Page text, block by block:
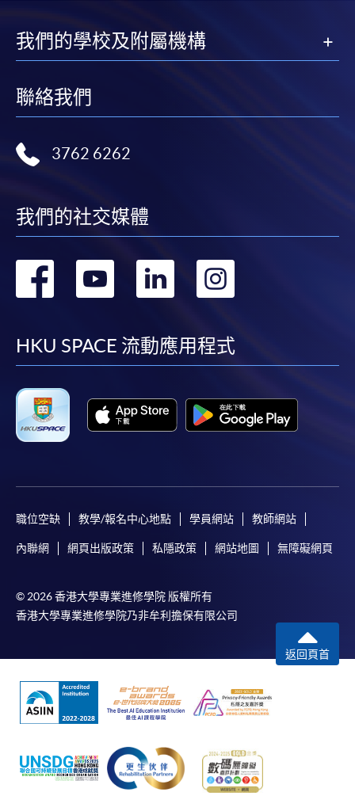
100
Postgraduate Diploma in Teaching Cantonese
粵曲演唱教學深造文憑
課程編號
查詢號碼
3762-0054
持續進修基金
本課程已加入持續進修基金可獲發還款項課程名單內
粵曲演唱教學深造文憑
申請
申請表 下載申請表
網上報名服務
香港大學專業進修學院提供24小時網上報名及繳費服
務，申請人可通過網上申請個別學歷頒授課程和報讀
申請人可在網上使用「繳費靈」(PPS) (不適用於手
機)、VISA 或 Mastercard。除上述支付方式之外，如就
信支付」(Online WeChat Pay) 、「支付寶」(Online
Alipay) 或 「轉數快」(FPS) 繳付學費。
我們的學校及附屬機構
聯絡我們
3762 6262
我們的社交媒體
轉
facebook
轉
youtube
轉
linkedin
HKU SPACE 流動應用程式
職位空缺 教學/報名中心地點 學員網站 教師網站
內聯網 網頁出版政策 私隱政策 網站地圖 無障礙網頁
© 2026 香港大學專業進修學院 版權所有
香港大學專業進修學院乃非牟利擔保有限公司
返回頁首